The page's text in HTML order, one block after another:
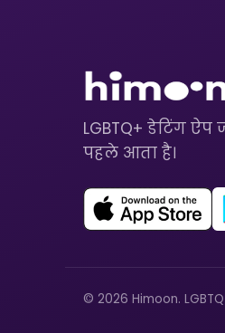
LGBTQ+ डेटिंग ऐप
पहले आता है।
© 2026 Himoon.